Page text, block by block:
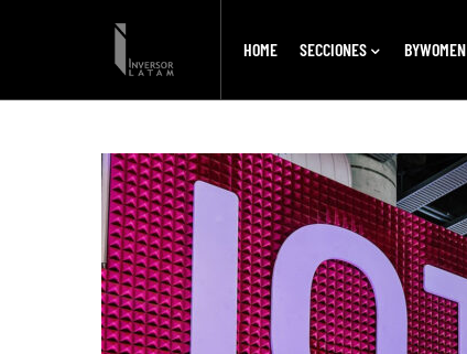
HOME SECCIONES BYWOMEN